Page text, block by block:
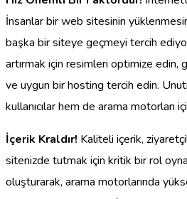
İnsanlar bir web sitesinin
başka bir siteye geçmeyi tercih ediyor.
artırmak için resimleri optimize edin,
ve uygun bir hosting tercih edin.
kullanıcılar hem de arama motorları
İçerik Kraldır! Kaliteli içerik,
sitenizde tutmak için kritik bir rol
oluşturarak, arama motorlarında